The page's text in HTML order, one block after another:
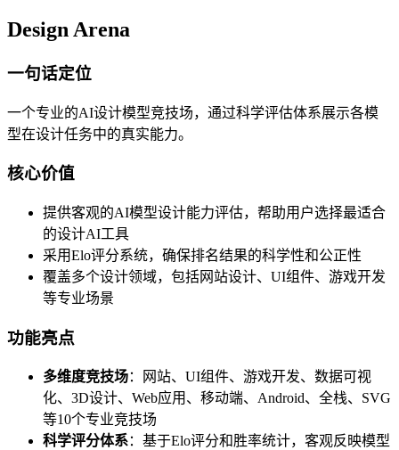
Design Arena
一句话定位
一个专业的AI设计模型竞技场，通过科学评估体系展示各模
型在设计任务中的真实能力。
核心价值
提供客观的AI模型设计能力评估，帮助用户选择最适合
的设计AI工具
采用Elo评分系统，确保排名结果的科学性和公正性
覆盖多个设计领域，包括网站设计、UI组件、游戏开发
等专业场景
功能亮点
多维度竞技场：网站、UI组件、游戏开发、数据可视
化、3D设计、Web应用、移动端、Android、全栈、SVG
等10个专业竞技场
科学评分体系：基于Elo评分和胜率统计，客观反映模型